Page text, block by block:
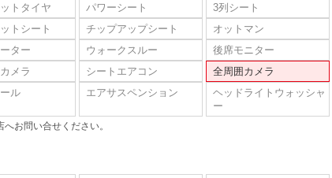
トタイヤ パワーシート
3列シート
トシート チップアップシート
オットマン
ター ウォークスルー
後席モニター
メラ シートエアコン
全周囲カメラ
ル エアサスペンション
ヘッドライトウォッシャ
ー
お問い合せください。